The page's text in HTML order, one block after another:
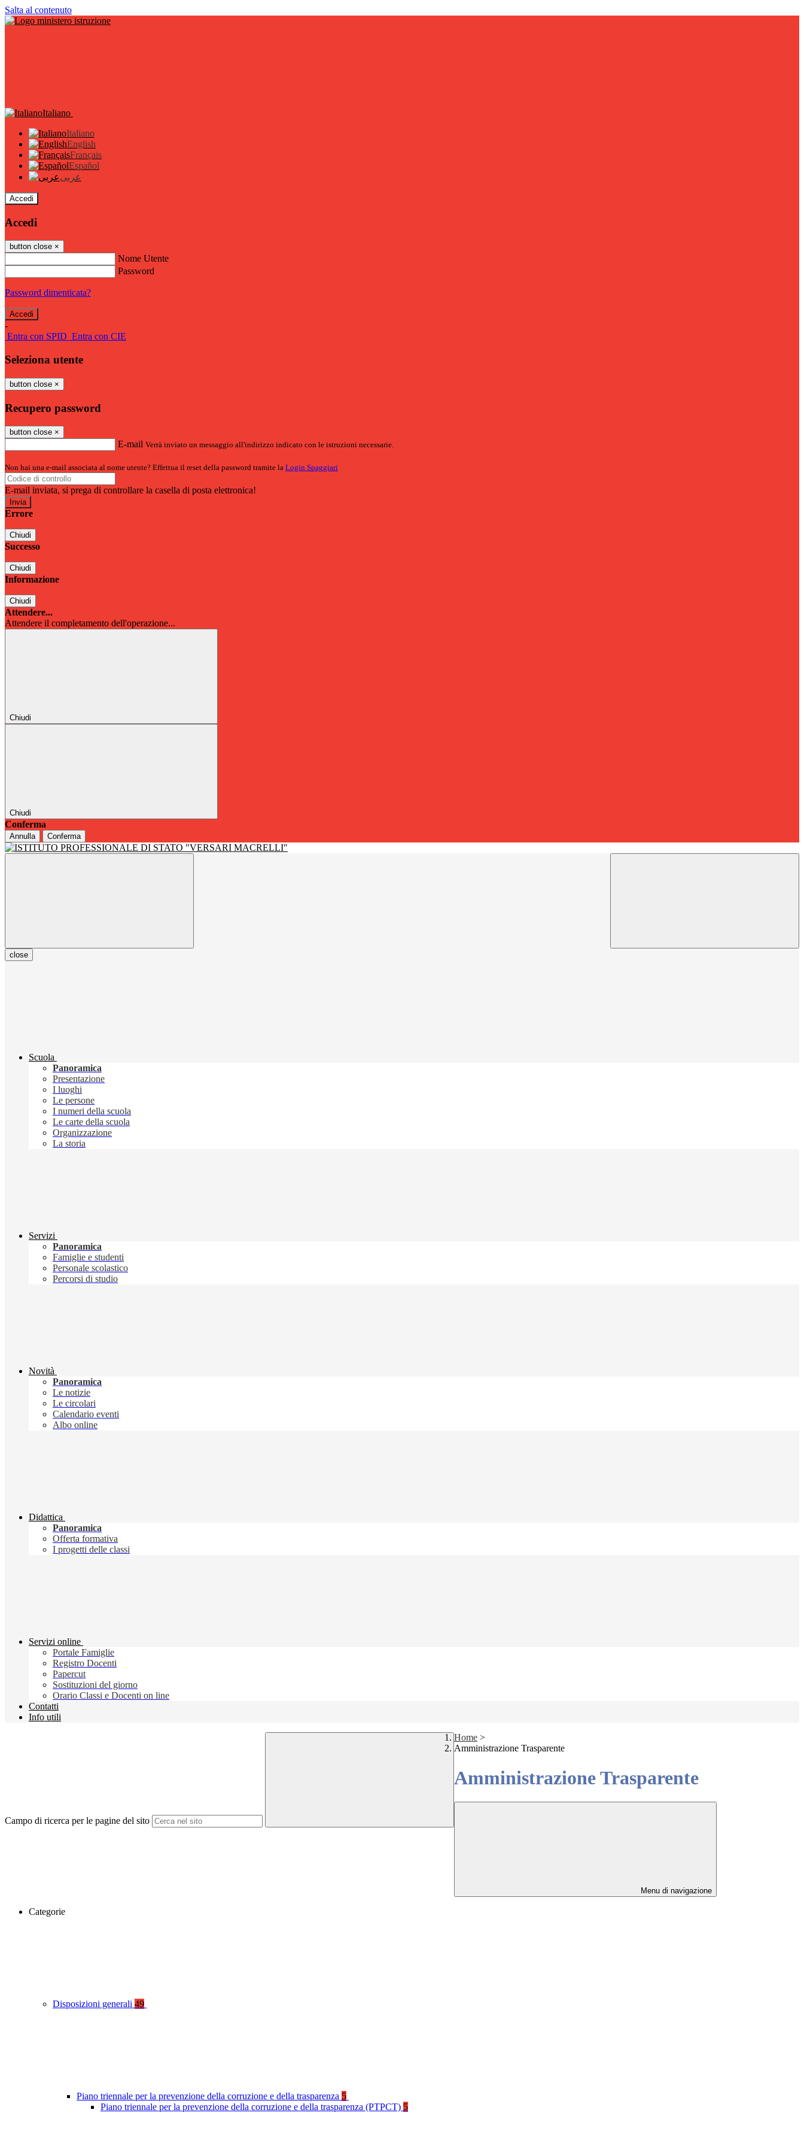
Salta al contenuto
Italiano
Italiano
English
Français
Español
عربى
Accedi
Accedi
button close ×
Nome Utente
Password
Password dimenticata?
-
Entra con SPID Entra con CIE
Seleziona utente
button close ×
Recupero password
button close ×
E-mail Verrà inviato un messaggio all'indirizzo indicato con le istruzioni necessarie.
Non hai una e-mail associata al nome utente? Effettua il reset della password tramite la Login Spaggiari
E-mail inviata, si prega di controllare la casella di posta elettronica!
Errore
Chiudi
Successo
Chiudi
Informazione
Chiudi
Attendere...
Attendere il completamento dell'operazione...
Chiudi
Chiudi
Conferma
Annulla Conferma
close
Scuola
Panoramica
Presentazione
I luoghi
Le persone
I numeri della scuola
Le carte della scuola
Organizzazione
La storia
Servizi
Panoramica
Famiglie e studenti
Personale scolastico
Percorsi di studio
Novità
Panoramica
Le notizie
Le circolari
Calendario eventi
Albo online
Didattica
Panoramica
Offerta formativa
I progetti delle classi
Servizi online
Portale Famiglie
Registro Docenti
Papercut
Sostituzioni del giorno
Orario Classi e Docenti on line
Contatti
Info utili
Campo di ricerca per le pagine del sito
Home >
Amministrazione Trasparente
Amministrazione Trasparente
Menu di navigazione
Categorie
Disposizioni generali 49
Piano triennale per la prevenzione della corruzione e della trasparenza 5
Piano triennale per la prevenzione della corruzione e della trasparenza (PTPCT) 5